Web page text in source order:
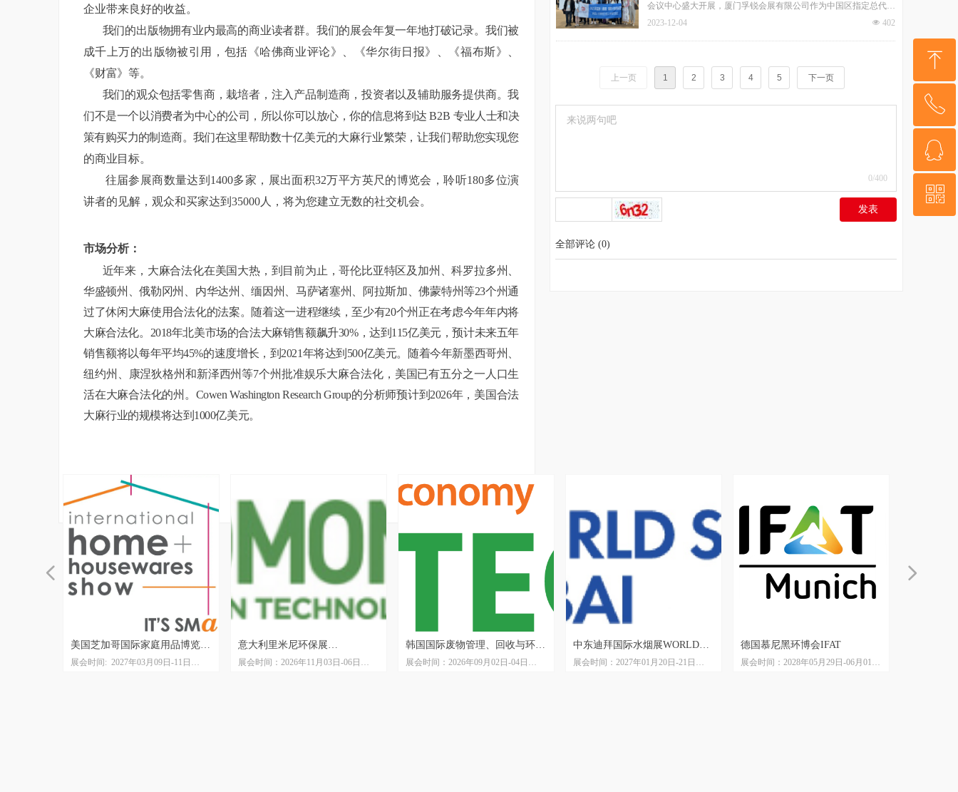
0/400
发表
全部评论 (0)
会议中心盛大开展，厦门孚锐会展有限公司作为中国区指定总代
理，与国内知名企业一同前往展会现场。
넶 402
2023-12-04
上一页 1 2 3 4 5 下一页
企业带来良好的收益。
我们的出版物拥有业内最高的商业读者群。我们的展会年复一年地打破记录。我们被
成千上万的出版物被引用，包括《哈佛商业评论》、《华尔街日报》、《福布斯》、
《财富》等。
我们的观众包括零售商，栽培者，注入产品制造商，投资者以及辅助服务提供商。我
们不是一个以消费者为中心的公司，所以你可以放心，你的信息将到达 B2B 专业人士和决
策有购买力的制造商。我们在这里帮助数十亿美元的大麻行业繁荣，让我们帮助您实现您
的商业目标。
往届参展商数量达到 1400多家，展出面积32万平方英尺的博览会，聆听180多位演
讲者的见解，观众和买家达到35000人，将为您建立无数的社交机会。
市场分析：
近年来，大麻合法化在美国大热，到目前为止，哥伦比亚特区及加州、科罗拉多州、
华盛顿州、俄勒冈州、内华达州、缅因州、马萨诸塞州、阿拉斯加、佛蒙特州等23个州通
过了休闲大麻使用合法化的法案。随着这一进程继续，至少有20个州正在考虑今年年内将
大麻合法化。2018年北美市场的合法大麻销售额飙升30%，达到115亿美元，预计未来五年
销售额将以每年平均45%的速度增长，到2021年将达到500亿美元。随着今年新墨西哥州、
纽约州、康涅狄格州和新泽西州等7个州批准娱乐大麻合法化，美国已有五分之一人口生
活在大麻合法化的州。Cowen Washington Research Group的分析师预计到2026年，美国合法
大麻行业的规模将达到1000亿美元。
德国慕尼黑环博会IFAT
展会时间：2028年05月29日-06月01日
美国芝加哥国际家庭用品博览会
IHA The Inspired Home Show
展会时间: 2027年03月09日-11日
意大利里米尼环保展
ECOMONDO
展会时间：2026年11月03日-06日
韩国国际废物管理、回收与环境
技术展览会 RE-TECH
展会时间：2026年09月02日-04日
中东迪拜国际水烟展WORLD
SHISHA DUBAI
展会时间：2027年01月20日-21日
넳 넲
ꁸ
回到顶部
ꂅ
15159248067
ꁗ
QQ客服
ꀥ